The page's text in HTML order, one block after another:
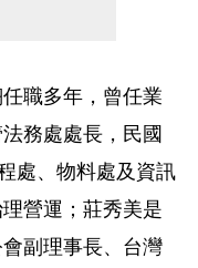
職多年，曾任業
務處處長，民國
處、物料處及資訊
營運；莊秀美是
副理事長、台灣